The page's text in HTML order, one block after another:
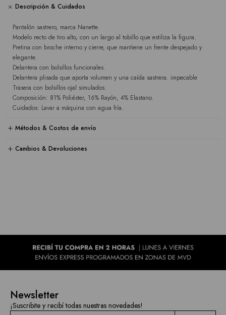
Descripción & Cuidados
Pantalón sastrero, marca Nanette.
Modelo recto de tiro alto, con un largo al tobillo que estiliza la figura.
Pretina con broche interno y cierre, que mantiene un frente despejado y
elegante.
Delantera con bolsillos funcionales.
Delantera plisada que aporta volumen y una caída sastrera. impecable
Trasera con bolsillos ojal simulados.
Composición: 81% Poliéster, 16% Rayón, 4% Elastano.
Cuidados: Lavar a máquina con agua fría.
Métodos & Costos de envío
Cambios & Devoluciones
Newsletter
¡Suscribite y recibí todas nuestras novedades!